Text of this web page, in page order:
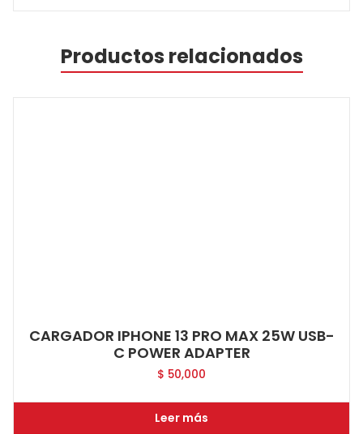
Productos relacionados
CARGADOR IPHONE 13 PRO MAX 25W USB-
C POWER ADAPTER
$ 50,000
Leer más